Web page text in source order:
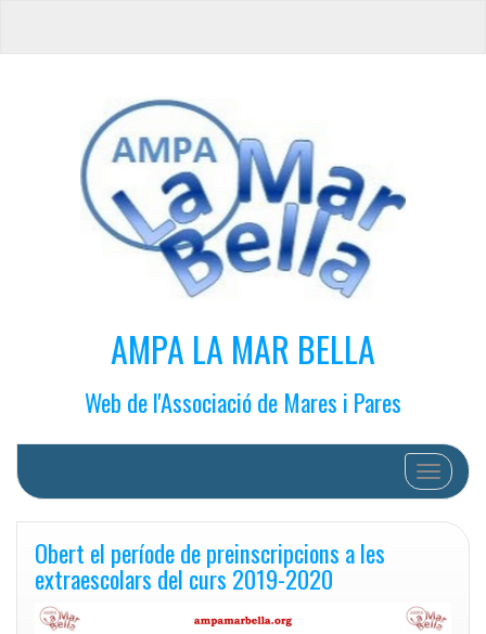
AMPA LA MAR BELLA
Web de l'Associació de Mares i Pares
Cambiar
Obert el període de preinscripcions a les
extraescolars del curs 2019-2020